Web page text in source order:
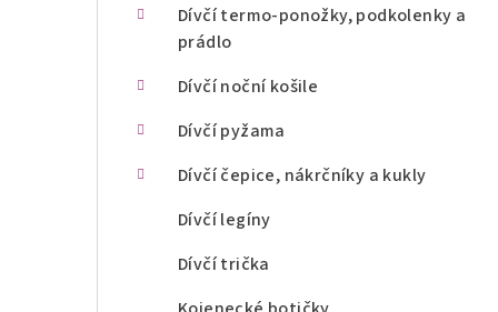
Dívčí termo-ponožky, podkolenky a
prádlo
Dívčí noční košile
Dívčí pyžama
Dívčí čepice, nákrčníky a kukly
Dívčí legíny
Dívčí trička